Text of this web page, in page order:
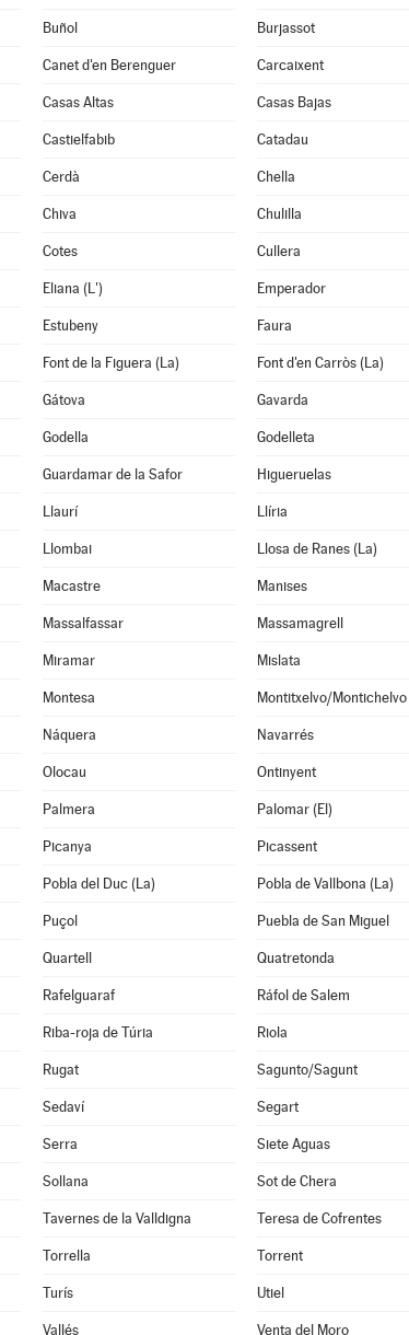
Buñol Burjassot
Canet d'en Berenguer Carcaixent
Casas Altas Casas Bajas
Castielfabib Catadau
Cerdà Chella
Chiva Chulilla
Cotes Cullera
Eliana (L') Emperador
Estubeny Faura
Font de la Figuera (La) Font d'en Carròs (La)
Gátova Gavarda
Godella Godelleta
Guardamar de la Safor Higueruelas
Llaurí Llíria
Llombai Llosa de Ranes (La)
Macastre Manises
Massalfassar Massamagrell
Miramar Mislata
Montesa Montitxelvo/Montichelvo
Náquera Navarrés
Olocau Ontinyent
Palmera Palomar (El)
Picanya Picassent
Pobla del Duc (La) Pobla de Vallbona (La)
Puçol Puebla de San Miguel
Quartell Quatretonda
Rafelguaraf Ráfol de Salem
Riba-roja de Túria Riola
Rugat Sagunto/Sagunt
Sedaví Segart
Serra Siete Aguas
Sollana Sot de Chera
Tavernes de la Valldigna Teresa de Cofrentes
Torrella Torrent
Turís Utiel
Vallés Venta del Moro